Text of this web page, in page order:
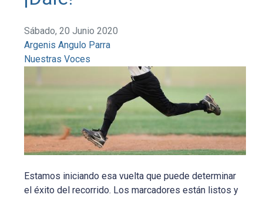
Sábado, 20 Junio 2020
Argenis Angulo Parra
Nuestras Voces
Estamos iniciando esa vuelta que puede determinar
el éxito del recorrido. Los marcadores están listos y